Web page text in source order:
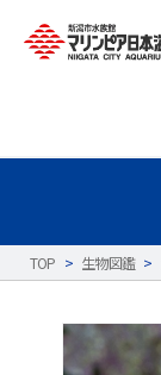
TOP > 生物図鑑 >